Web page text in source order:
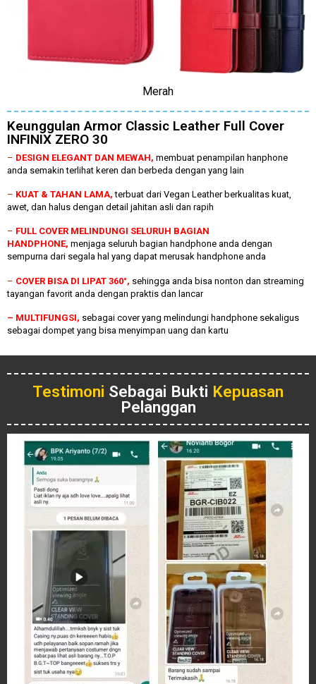
Merah
Keunggulan Armor Classic Leather Full Cover
INFINIX ZERO 30
– DESIGN ELEGANT DAN MEWAH, membuat penampilan hanphone
anda semakin terlihat keren dan berbeda dengan yang lain
– KUAT & TAHAN LAMA,terbuat dari Vegan Leather berkualitas kuat,
awet, dan halus dengan detail jahitan asli dan rapih
– FULL COVER MELINDUNGI SELURUH BAGIAN
HANDPHONE, menjaga seluruh bagian handphone anda dengan
sempurna dari segala hal yang dapat merusak handphone anda
– COVER BISA DI LIPAT 360°, sehingga anda bisa nonton dan streaming
tayangan favorit anda dengan praktis dan lancar
– MULTIFUNGSI, sebagai cover yang melindungi handphone sekaligus
sebagai dompet yang bisa menyimpan uang dan kartu
Testimoni Sebagai Bukti Kepuasan
Pelanggan